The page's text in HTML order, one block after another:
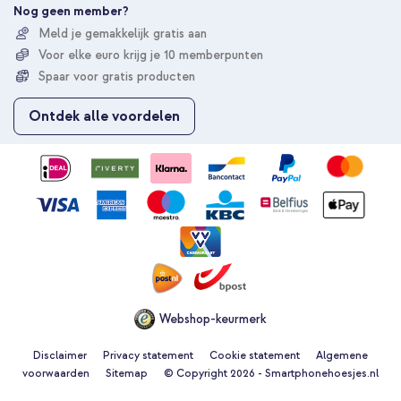
e
u
o
p
z
Nog geen member?
Meld je gemakkelijk gratis aan
Voor elke euro krijg je 10 memberpunten
Spaar voor gratis producten
Ontdek alle voordelen
Webshop-keurmerk
Disclaimer Privacy statement Cookie statement
Algemene
voorwaarden
Sitemap © Copyright 2026 - Smartphonehoesjes.nl